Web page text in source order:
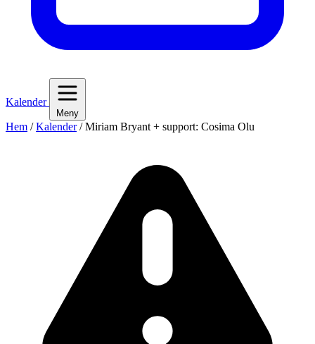
Kalender
Meny
Hem /Kalender/Miriam Bryant + support: Cosima Olu